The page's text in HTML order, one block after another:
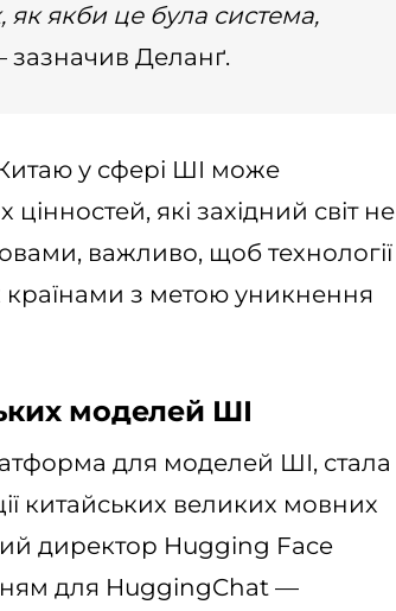
як якби це була система,
зазначив Деланґ.
у сфері ШІ може
які західний світ не
важливо, щоб технології
країнами з метою уникнення
моделей ШІ
для моделей ШІ, стала
китайських великих мовних
директор Hugging Face
для HuggingChat —